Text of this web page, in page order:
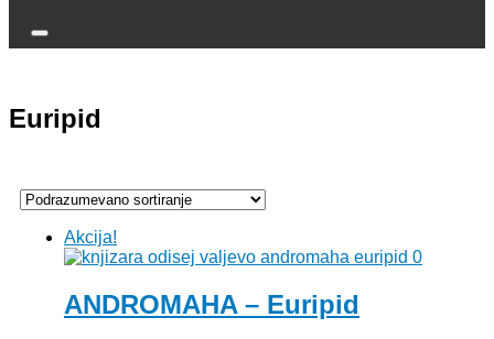
Euripid
Akcija!
ANDROMAHA – Euripid